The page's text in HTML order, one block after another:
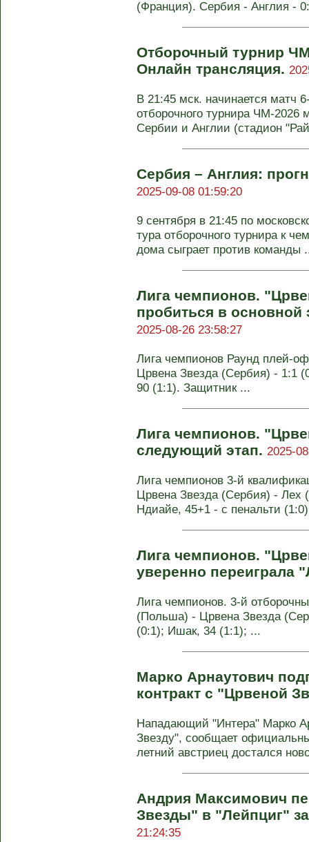
(Франция). Сербия - Англия -
Отборочный турнир
Онлайн трансляция.
В 21:45 мск. начинается матч
отборочного турнира ЧМ-
Сербии и Англии (стадион
Сербия – Англия:
2025-09-08 01:59:20
9 сентября в 21:45 по
тура отборочного турнира к
дома сыграет против команды
Лига чемпионов.
пробиться в
2025-08-26 23:58:27
Лига чемпионов Раунд плей-
Црвена Звезда (Сербия) - 1:1
90 (1:1). Защитник ...
Лига чемпионов.
следующий этап. 2025-
Лига чемпионов 3-й
Црвена Звезда (Сербия) -
Ндиайе, 45+1 - с пенальти
Лига чемпионов.
уверенно переиграла
Лига чемпионов. 3-й
(Польша) - Црвена Звезда
(0:1); Ишак, 34 (1:1); ...
Марко Арнаутович
контракт с "Црвеной
Нападающий "Интера" Марко
Звезду", сообщает
летний австриец достался
Андрия Максимович
Звезды" в "Лейпциг"
21:24:35